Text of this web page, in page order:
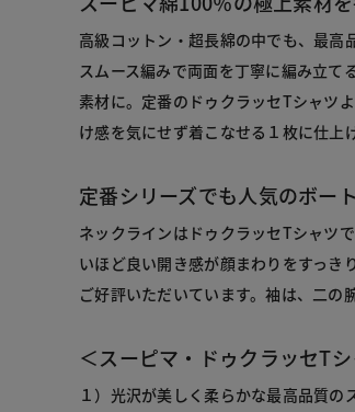
高級コットン・超長綿の中でも、最高
スムース編みで両面を丁寧に編み立て
素材に。定番のドゥクラッセTシャツ
け感を気にせず着こなせる１枚に仕上
定番シリーズでも人気のボー
ネックラインはドゥクラッセTシャツ
いほど良い開き感が顔まわりをすっき
ご好評いただいています。袖は、二の
＜スーピマ・ドゥクラッセT
１）光沢が美しく柔らかな最高品質の